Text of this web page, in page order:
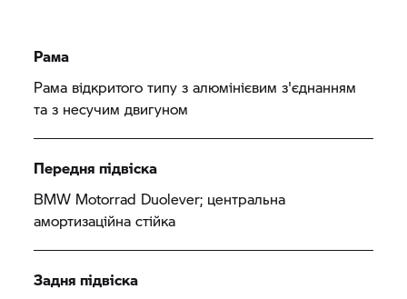
Рама
Рама відкритого типу з алюмінієвим з'єднанням
та з несучим двигуном
Передня підвіска
BMW Motorrad Duolever; центральна
амортизаційна стійка
Задня підвіска